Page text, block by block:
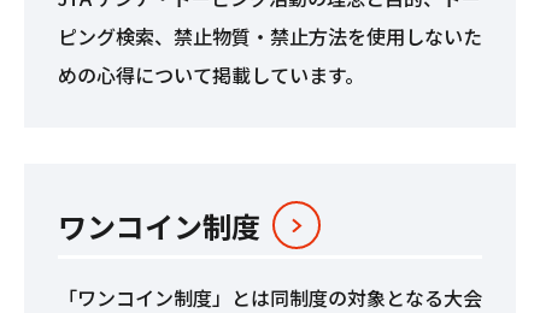
ピング検索、禁⽌物質・禁⽌⽅法を使⽤しないた
めの⼼得について掲載しています。
ワンコイン制度
「ワンコイン制度」とは同制度の対象となる大会